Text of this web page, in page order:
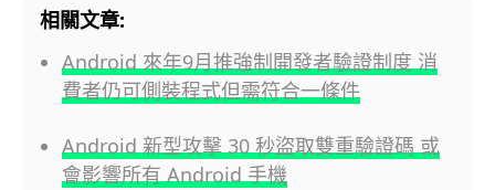
相關文章:
Android 來年9月推強制開發者驗證制度 消
費者仍可側裝程式但需符合一條件
Android 新型攻擊 30 秒盜取雙重驗證碼 或
會影響所有 Android 手機